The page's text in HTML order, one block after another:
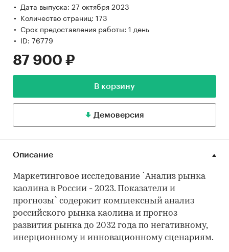
Дата выпуска: 27 октября 2023
Количество страниц: 173
Срок предоставления работы: 1 день
ID: 76779
87 900 ₽
В корзину
Демоверсия
Описание
Маркетинговое исследование `Анализ рынка
каолина в России - 2023. Показатели и
прогнозы` содержит комплексный анализ
российского рынка каолина и прогноз
развития рынка до 2032 года по негативному,
инерционному и инновационному сценариям.